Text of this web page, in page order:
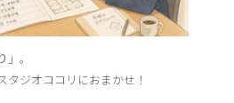
」。
ジオココリにおまかせ！